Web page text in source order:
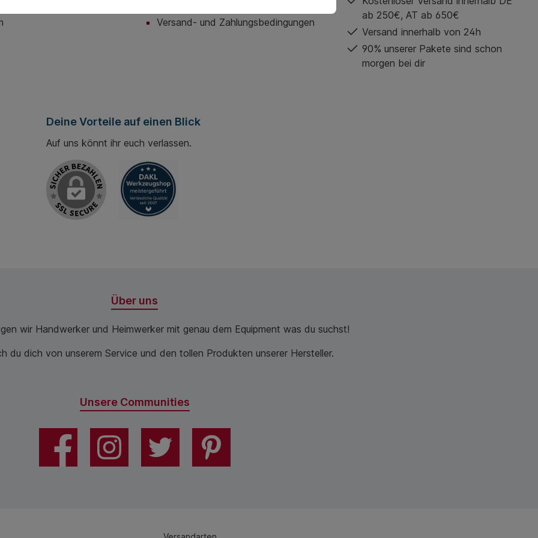
Versand- und Zahlungsbedingungen
ab 250€, AT ab 650€
Versand innerhalb von 24h
90% unserer Pakete sind schon
morgen bei dir
Deine Vorteile auf einen Blick
Auf uns könnt ihr euch verlassen.
Über uns
wir Handwerker und Heimwerker mit genau dem Equipment was du suchst!
du dich von unserem Service und den tollen Produkten unserer Hersteller.
Unsere Communities